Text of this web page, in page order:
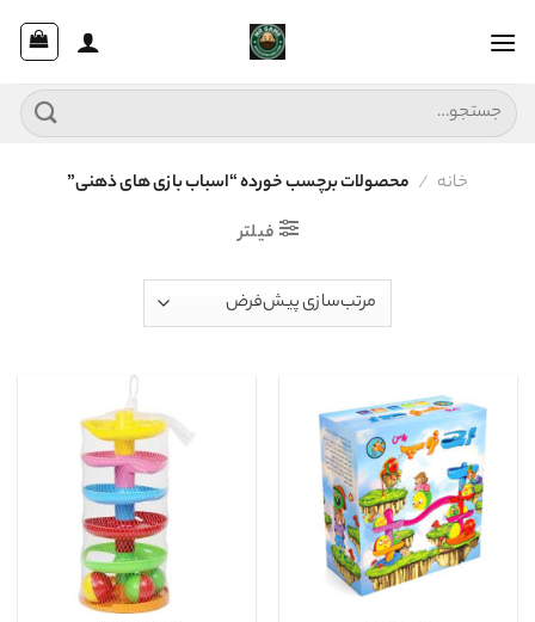
جستجو
برای:
خانه / محصولات برچسب خورده “اسباب بازی های ذهنی”
فیلتر